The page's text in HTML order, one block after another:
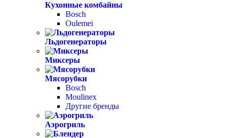
Кухонные комбайны
Bosch
Oulemei
Льдогенераторы
Миксеры
Мясорубки
Bosch
Moulinex
Другие бренды
Аэрогриль